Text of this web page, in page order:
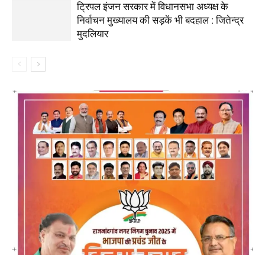
ट्रिपल इंजन सरकार में विधानसभा अध्यक्ष के
निर्वाचन मुख्यालय की सड़कें भी बदहाल : जितेन्द्र
मुदलियार